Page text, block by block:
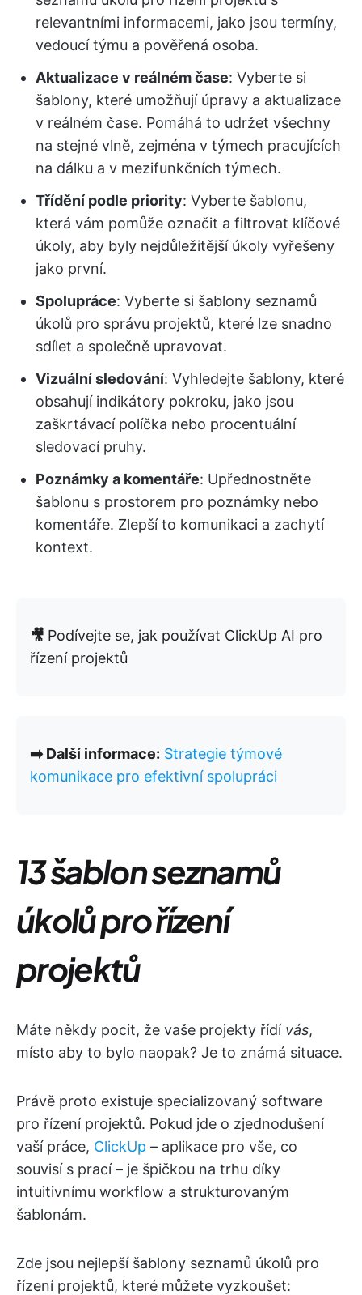
relevantními informacemi, jako jsou termíny,
vedoucí týmu a pověřená osoba.
Aktualizace v reálném čase: Vyberte si
šablony, které umožňují úpravy a aktualizace
v reálném čase. Pomáhá to udržet všechny
na stejné vlně, zejména v týmech pracujících
na dálku a v mezifunkčních týmech.
Třídění podle priority: Vyberte šablonu,
která vám pomůže označit a filtrovat klíčové
úkoly, aby byly nejdůležitější úkoly vyřešeny
jako první.
Spolupráce: Vyberte si šablony seznamů
úkolů pro správu projektů, které lze snadno
sdílet a společně upravovat.
Vizuální sledování: Vyhledejte šablony, které
obsahují indikátory pokroku, jako jsou
zaškrtávací políčka nebo procentuální
sledovací pruhy.
Poznámky a komentáře: Upřednostněte
šablonu s prostorem pro poznámky nebo
komentáře. Zlepší to komunikaci a zachytí
kontext.
🎥 Podívejte se, jak používat ClickUp AI pro
řízení projektů
➡️ Další informace: Strategie týmové
komunikace pro efektivní spolupráci
13 šablon seznamů
úkolů pro řízení
projektů
Máte někdy pocit, že vaše projekty řídí vás,
místo aby to bylo naopak? Je to známá situace.
Právě proto existuje specializovaný software
pro řízení projektů. Pokud jde o zjednodušení
vaší práce, ClickUp – aplikace pro vše, co
souvisí s prací – je špičkou na trhu díky
intuitivnímu workflow a strukturovaným
šablonám.
Zde jsou nejlepší šablony seznamů úkolů pro
řízení projektů, které můžete vyzkoušet: